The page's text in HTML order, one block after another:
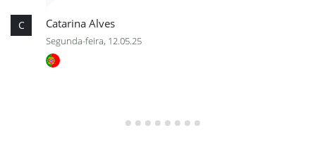
C Catarina Alves
Segunda-feira, 12.05.25